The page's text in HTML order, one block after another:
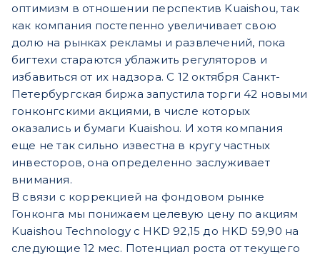
оптимизм в отношении перспектив Kuaishou, так
как компания постепенно увеличивает свою
долю на рынках рекламы и развлечений, пока
бигтехи стараются ублажить регуляторов и
избавиться от их надзора. С 12 октября Санкт-
Петербургская биржа запустила торги 42 новыми
гонконгскими акциями, в числе которых
оказались и бумаги Kuaishou. И хотя компания
еще не так сильно известна в кругу частных
инвесторов, она определенно заслуживает
внимания.
В связи с коррекцией на фондовом рынке
Гонконга мы понижаем целевую цену по акциям
Kuaishou Technology с HKD 92,15 до HKD 59,90 на
следующие 12 мес. Потенциал роста от текущего